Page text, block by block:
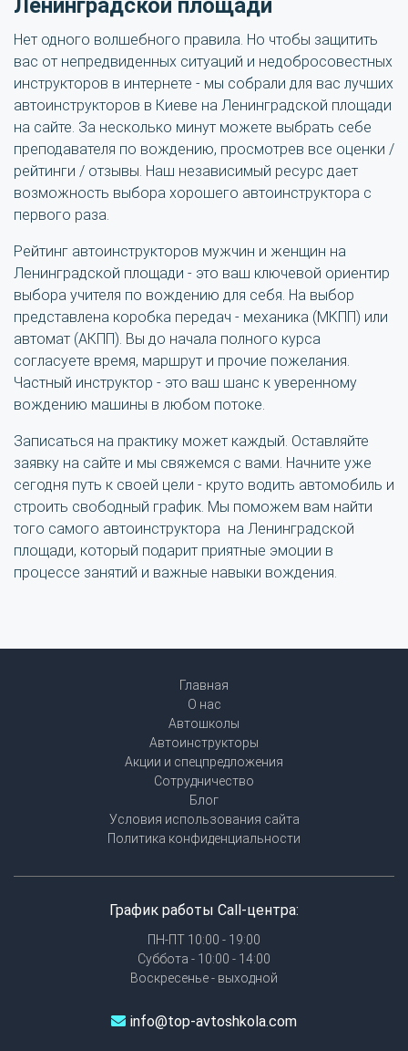
Ленинградской площади
Нет одного волшебного правила. Но чтобы защитить
вас от непредвиденных ситуаций и недобросовестных
инструкторов в интернете - мы собрали для вас лучших
автоинструкторов в Киеве на Ленинградской площади
на сайте. За несколько минут можете выбрать себе
преподавателя по вождению, просмотрев все оценки /
рейтинги / отзывы. Наш независимый ресурс дает
возможность выбора хорошего автоинструктора с
первого раза.
Рейтинг автоинструкторов мужчин и женщин на
Ленинградской площади - это ваш ключевой ориентир
выбора учителя по вождению для себя. На выбор
представлена коробка передач - механика (МКПП) или
автомат (АКПП). Вы до начала полного курса
согласуете время, маршрут и прочие пожелания.
Частный инструктор - это ваш шанс к уверенному
вождению машины в любом потоке.
Записаться на практику может каждый. Оставляйте
заявку на сайте и мы свяжемся с вами. Начните уже
сегодня путь к своей цели - круто водить автомобиль и
строить свободный график. Мы поможем вам найти
того самого автоинструктора на Ленинградской
площади, который подарит приятные эмоции в
процессе занятий и важные навыки вождения.
Главная
О нас
Автошколы
Автоинструкторы
Акции и спецпредложения
Сотрудничество
Блог
Условия использования сайта
Политика конфиденциальности
График работы Call-центра:
ПН-ПТ 10:00 - 19:00
Суббота - 10:00 - 14:00
Воскресенье - выходной
info@top-avtoshkola.com